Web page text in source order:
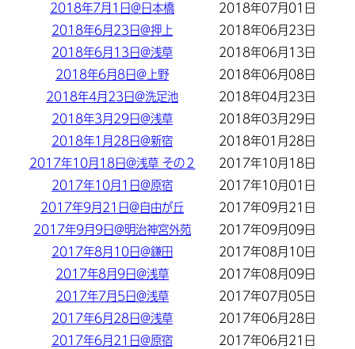
2018年7月1日@日本橋
2018年07月01日
2018年6月23日@押上
2018年06月23日
2018年6月13日@浅草
2018年06月13日
2018年6月8日@上野
2018年06月08日
2018年4月23日@洗足池
2018年04月23日
2018年3月29日@浅草
2018年03月29日
2018年1月28日@新宿
2018年01月28日
2017年10月18日@浅草 その２
2017年10月18日
2017年10月1日@原宿
2017年10月01日
2017年9月21日@自由が丘
2017年09月21日
2017年9月9日@明治神宮外苑
2017年09月09日
2017年8月10日@鎌田
2017年08月10日
2017年8月9日@浅草
2017年08月09日
2017年7月5日@浅草
2017年07月05日
2017年6月28日@浅草
2017年06月28日
2017年6月21日@原宿
2017年06月21日